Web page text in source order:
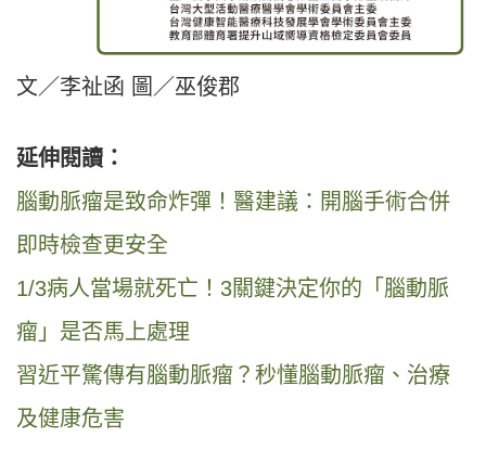
文／李祉函 圖／巫俊郡
延伸閱讀：
腦動脈瘤是致命炸彈！醫建議：開腦手術合併
即時檢查更安全
1/3病人當場就死亡！3關鍵決定你的「腦動脈
瘤」是否馬上處理
習近平驚傳有腦動脈瘤？秒懂腦動脈瘤、治療
及健康危害